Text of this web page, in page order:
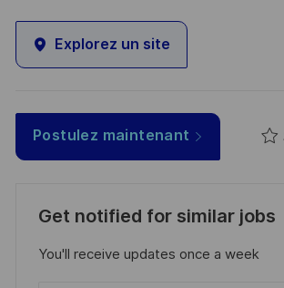
Explorez un site
Postulez maintenant
Get notified for similar jobs
You'll receive updates once a week